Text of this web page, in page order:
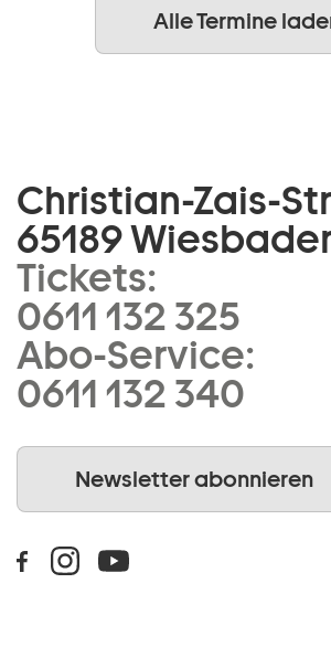
Alle Termine
Christian-Zais-
65189
Tickets:
0611 132 325
Abo-Service:
0611 132 340
Newsletter abonnieren